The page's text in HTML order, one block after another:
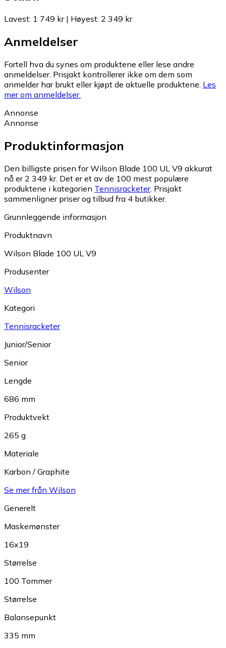
Lavest: 1 749 kr| Høyest: 2 349 kr
Anmeldelser
Fortell hva du synes om produktene eller lese andre
anmeldelser. Prisjakt kontrollerer ikke om dem som
anmelder har brukt eller kjøpt de aktuelle produktene. Les
mer om anmeldelser.
Annonse
Annonse
Produktinformasjon
Den billigste prisen for Wilson Blade 100 UL V9 akkurat
nå er 2 349 kr. Det er et av de 100 mest populære
produktene i kategorien Tennisracketer. Prisjakt
sammenligner priser og tilbud fra 4 butikker.
Grunnleggende informasjon
Produktnavn
Wilson Blade 100 UL V9
Produsenter
Wilson
Kategori
Tennisracketer
Junior/Senior
Senior
Lengde
686 mm
Produktvekt
265 g
Materiale
Karbon / Graphite
Se mer från Wilson
Generelt
Maskemønster
16x19
Størrelse
100 Tommer
Størrelse
Balansepunkt
335 mm